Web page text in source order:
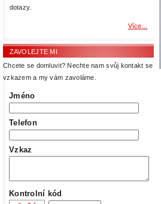
dotazy.
Více...
ZAVOLEJTE MI
Chcete se domluvit? Nechte nam svůj kontakt se
vzkazem a my vám zavoláme.
Jméno
Telefon
Vzkaz
Kontrolní kód